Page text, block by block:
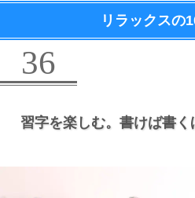
リラックスの
36
習字を楽しむ。 書けば書く